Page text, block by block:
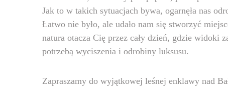
Jak to w takich sytuacjach bywa, ogarnęła nas
Łatwo nie było, ale udało nam się stworzyć
natura otacza Cię przez cały dzień, gdzie widoki
potrzebą wyciszenia i odrobiny luksusu.
Zapraszamy do wyjątkowej leśnej enklawy nad